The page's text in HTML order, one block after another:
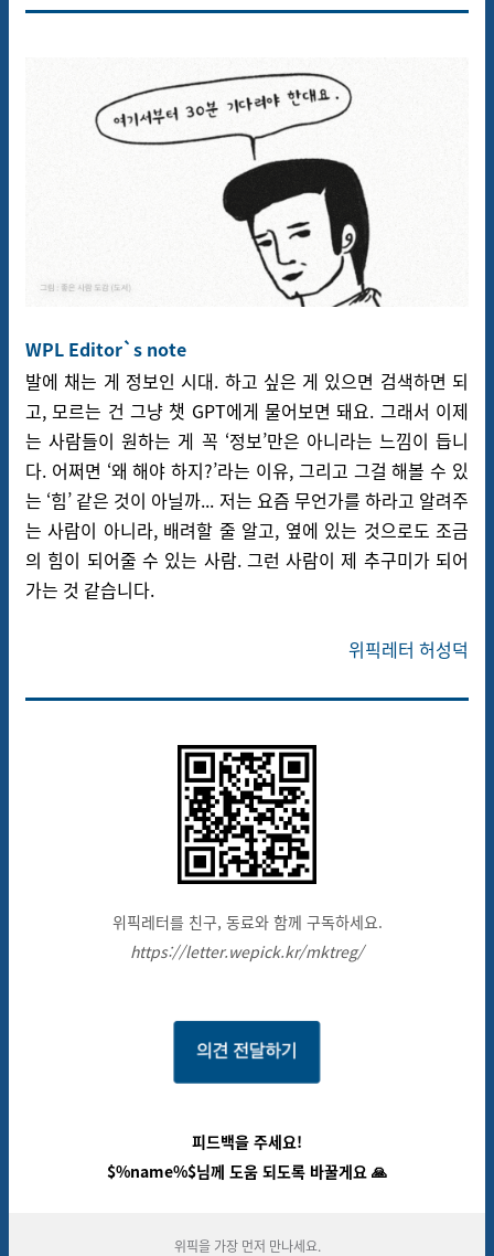
WPL Editor`s note
발에 채는 게 정보인 시대. 하고 싶은 게 있으면 검색하면 되
고, 모르는 건 그냥 챗 GPT에게 물어보면 돼요. 그래서 이제
는 사람들이 원하는 게 꼭 ‘정보’만은 아니라는 느낌이 듭니
다. 어쩌면 ‘왜 해야 하지?’라는 이유, 그리고 그걸 해볼 수 있
는 ‘힘’ 같은 것이 아닐까... 저는 요즘 무언가를 하라고 알려주
는 사람이 아니라, 배려할 줄 알고, 옆에 있는 것으로도 조금
의 힘이 되어줄 수 있는 사람. 그런 사람이 제 추구미가 되어
가는 것 같습니다.
위픽레터 허성덕
위픽레터를 친구, 동료와 함께 구독하세요.
https://letter.wepick.kr/mktreg/
피드백을 주세요!
$%name%$님께 도움 되도록 바꿀게요 🙏
위픽을 가장 먼저 만나세요.